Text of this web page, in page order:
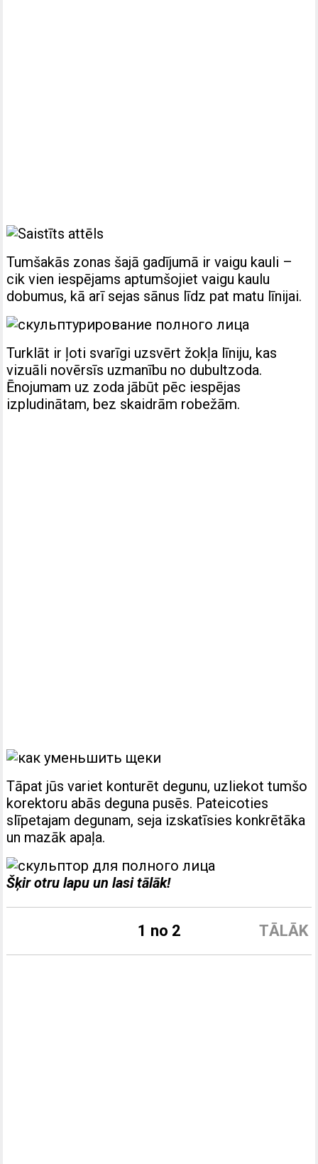
Tumšakās zonas šajā gadījumā ir vaigu kauli –
cik vien iespējams aptumšojiet vaigu kaulu
dobumus, kā arī sejas sānus līdz pat matu līnijai.
Turklāt ir ļoti svarīgi uzsvērt žokļa līniju, kas
vizuāli novērsīs uzmanību no dubultzoda.
Ēnojumam uz zoda jābūt pēc iespējas
izpludinātam, bez skaidrām robežām.
Tāpat jūs variet konturēt degunu, uzliekot tumšo
korektoru abās deguna pusēs. Pateicoties
slīpetajam degunam, seja izskatīsies konkrētāka
un mazāk apaļa.
Šķir otru lapu un lasi tālāk!
TĀLĀK
1 no 2